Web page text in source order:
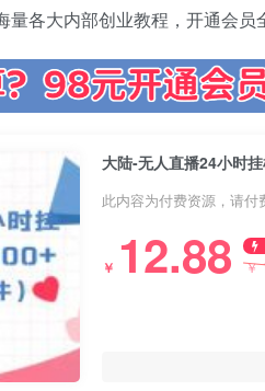
量各大内部创业教程，开通会员
此内容为付费资源，请付
￥ 12.88 ￥